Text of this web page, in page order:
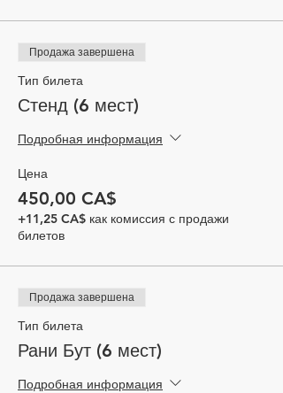
Продажа завершена
Тип билета
Стенд (6 мест)
Подробная информация
Цена
450,00 CA$
+11,25 CA$ как комиссия с продажи
билетов
Продажа завершена
Тип билета
Рани Бут (6 мест)
Подробная информация